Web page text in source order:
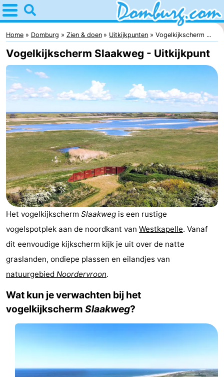
Home
Domburg
Tips
Voor
kinderen
Webcam
Webcam
Webcam
Strand
Overnachten
Appartementen
-
Park
Loverendale
Résidence
Wijngaerde
Bed
breakfasts)
Campings
Hotels
Vakantiehuizen
Buitenhof
Home Domburg Zien & doen Uitkijkpunten Vogelkijkscherm ...
Vogelkijkscherm Slaakweg - Uitkijkpunt
Het vogelkijkscherm Slaakweg is een rustige
vogelspotplek aan de noordkant van Westkapelle. Vanaf
dit eenvoudige kijkscherm kijk je uit over de natte
graslanden, ondiepe plassen en eilandjes van
natuurgebied Noordervroon.
Wat kun je verwachten bij het
vogelkijkscherm Slaakweg?